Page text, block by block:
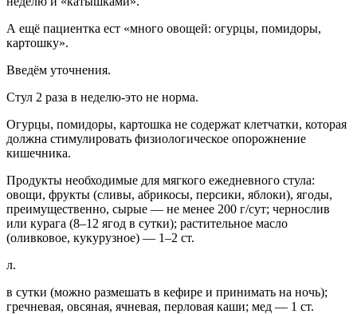
А ещё пациентка ест «много овощей: огурцы, помидоры,
картошку».
Введём уточнения.
Стул 2 раза в неделю-это не норма.
Огурцы, помидоры, картошка не содержат клетчатки, которая
должна стимулировать физиологическое опорожнение
кишечника.
Продукты необходимые для мягкого ежедневного стула:
овощи, фрукты (сливы, абрикосы, персики, яблоки), ягоды,
преимущественно, сырые — не менее 200 г/сут; чернослив
или курага (8–12 ягод в сутки); растительное масло
(оливковое, кукурузное) — 1–2 ст.
л.
в сутки (можно размешать в кефире и принимать на ночь);
гречневая, овсяная, ячневая, перловая каши; мед — 1 ст.